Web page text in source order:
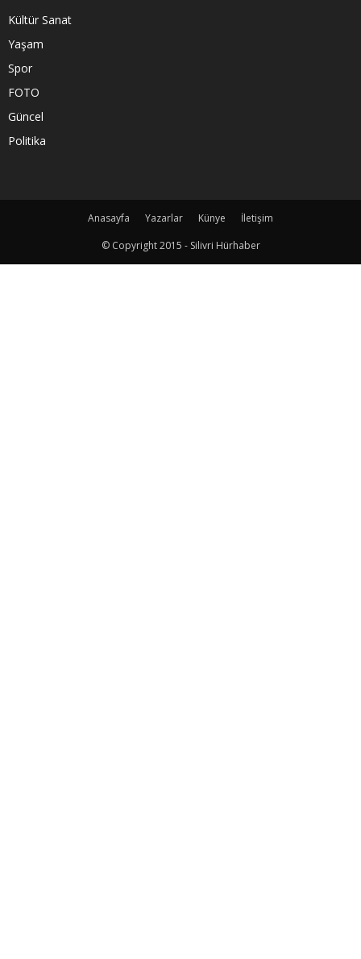
Kültür Sanat
Yaşam
Spor
FOTO
Güncel
Politika
Anasayfa Yazarlar Künye
İletişim
© Copyright 2015 - Silivri Hürhaber